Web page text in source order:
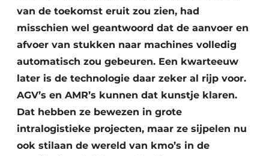
van de toekomst eruit zou zien, had
misschien wel geantwoord dat de aanvoer en
afvoer van stukken naar machines volledig
automatisch zou gebeuren. Een kwarteeuw
later is de technologie daar zeker al rijp voor.
AGV’s en AMR’s kunnen dat kunstje klaren.
Dat hebben ze bewezen in grote
intralogistieke projecten, maar ze sijpelen nu
ook stilaan de wereld van kmo’s in de